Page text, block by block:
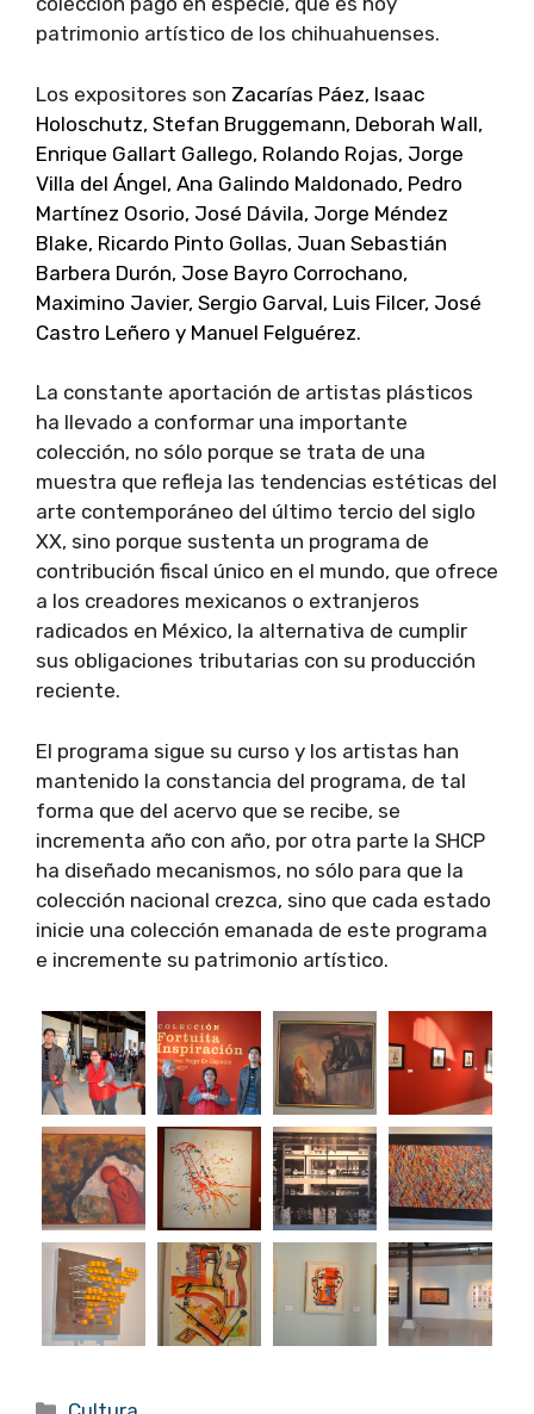
patrimonio artístico de los chihuahuenses.
Los expositores son Zacarías Páez, Isaac
Holoschutz, Stefan Bruggemann, Deborah Wall,
Enrique Gallart Gallego, Rolando Rojas, Jorge
Villa del Ángel, Ana Galindo Maldonado, Pedro
Martínez Osorio, José Dávila, Jorge Méndez
Blake, Ricardo Pinto Gollas, Juan Sebastián
Barbera Durón, Jose Bayro Corrochano,
Maximino Javier, Sergio Garval, Luis Filcer, José
Castro Leñero y Manuel Felguérez.
La constante aportación de artistas plásticos
ha llevado a conformar una importante
colección, no sólo porque se trata de una
muestra que refleja las tendencias estéticas del
arte contemporáneo del último tercio del siglo
XX, sino porque sustenta un programa de
contribución fiscal único en el mundo, que ofrece
a los creadores mexicanos o extranjeros
radicados en México, la alternativa de cumplir
sus obligaciones tributarias con su producción
reciente.
El programa sigue su curso y los artistas han
mantenido la constancia del programa, de tal
forma que del acervo que se recibe, se
incrementa año con año, por otra parte la SHCP
ha diseñado mecanismos, no sólo para que la
colección nacional crezca, sino que cada estado
inicie una colección emanada de este programa
e incremente su patrimonio artístico.
Categorías